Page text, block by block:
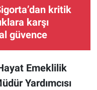
kritik
karşı
güvence
Emeklilik
Yardımcısı